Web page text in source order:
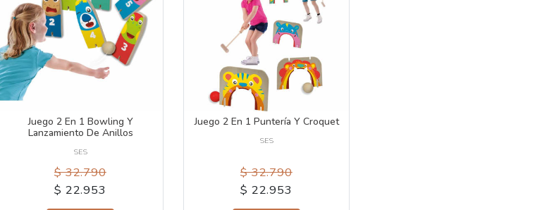
Juego 2 En 1 Bowling Y
Lanzamiento De Anillos
SES
$ 32.790
$ 22.953
Juego 2 En 1 Puntería Y Croquet
SES
$ 32.790
$ 22.953